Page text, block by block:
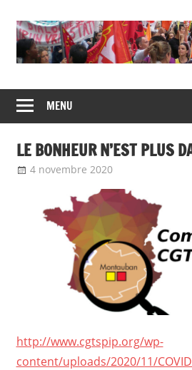
content
de
syndicats
CGT
insertion
probation
MENU
LE BONHEUR N’EST PLUS
4 novembre 2020
http://www.cgtspip.org/wp-
content/uploads/2020/11/